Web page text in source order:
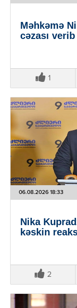
Məhkəmə
cəzası verib
1
06.08.2026 18:33
Nika
kəskin
2